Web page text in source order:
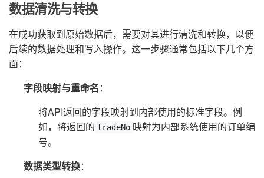
数据清洗与转换
在成功获取到原始数据后，需要对其进行清洗和转换，以便
后续的数据处理和写入操作。这一步骤通常包括以下几个方
面：
字段映射与重命名：
将API返回的字段映射到内部使用的标准字段。例
如，将返回的 tradeNo 映射为内部系统使用的订单编
号。
数据类型转换：